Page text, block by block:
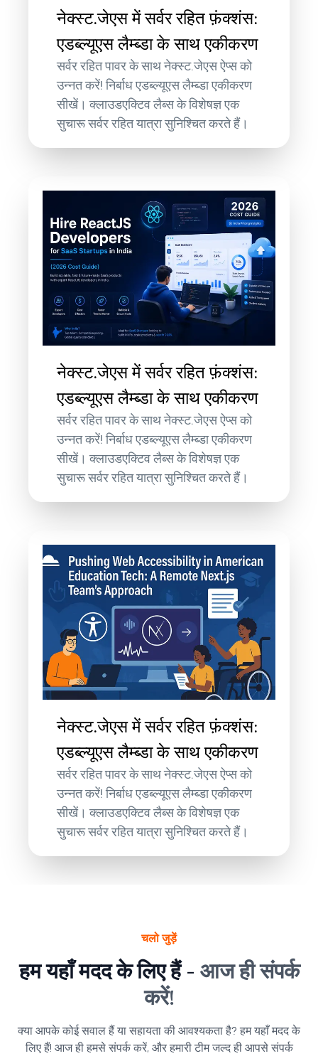
नेक्स्ट.जेएस में सर्वर रहित फ़ंक्शंस:
एडब्ल्यूएस लैम्ब्डा के साथ एकीकरण
सर्वर रहित पावर के साथ नेक्स्ट.जेएस ऐप्स को
उन्नत करें! निर्बाध एडब्ल्यूएस लैम्ब्डा एकीकरण
सीखें। क्लाउडएक्टिव लैब्स के विशेषज्ञ एक
सुचारू सर्वर रहित यात्रा सुनिश्चित करते हैं।
नेक्स्ट.जेएस में सर्वर रहित फ़ंक्शंस:
एडब्ल्यूएस लैम्ब्डा के साथ एकीकरण
सर्वर रहित पावर के साथ नेक्स्ट.जेएस ऐप्स को
उन्नत करें! निर्बाध एडब्ल्यूएस लैम्ब्डा एकीकरण
सीखें। क्लाउडएक्टिव लैब्स के विशेषज्ञ एक
सुचारू सर्वर रहित यात्रा सुनिश्चित करते हैं।
नेक्स्ट.जेएस में सर्वर रहित फ़ंक्शंस:
एडब्ल्यूएस लैम्ब्डा के साथ एकीकरण
सर्वर रहित पावर के साथ नेक्स्ट.जेएस ऐप्स को
उन्नत करें! निर्बाध एडब्ल्यूएस लैम्ब्डा एकीकरण
सीखें। क्लाउडएक्टिव लैब्स के विशेषज्ञ एक
सुचारू सर्वर रहित यात्रा सुनिश्चित करते हैं।
चलो जुड़ें
हम यहाँ मदद के लिए हैं - आज ही संपर्क
करें!
क्या आपके कोई सवाल हैं या सहायता की आवश्यकता है? हम यहाँ मदद के
लिए हैं! आज ही हमसे संपर्क करें, और हमारी टीम जल्द ही आपसे संपर्क